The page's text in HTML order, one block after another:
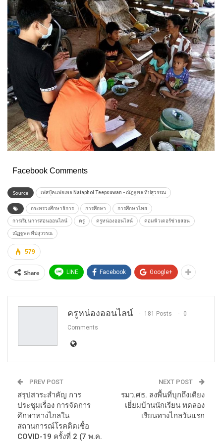
Facebook Comments
Source เฟสบุ๊คแฟจเพจ Nataphol Teepsuwan - ณัฏฐพล ทีปสุวรรณ
กระทรวงศึกษาธิการ การศึกษา การศึกษาไทย
การเรียนการสอนออนไลน์ ครู ครูหน่องออนไลน์ คอมพิวเตอร์ช่วยสอน
ณัฏฐพล ทีปสุวรรณ
579
Share LINE Facebook Google+
ครูหน่องออนไลน์ 181 Posts
0
Comments
PREV POST
สรุปสาระสำคัญ การ
ประชุมเรื่อง การจัดการ
ศึกษาทางไกลใน
สถานการณ์โรคติดเชื้อ
COVID-19 ครั้งที่ 2 (7 พ.ค.
NEXT POST
รมว.ศธ. ลงพื้นที่บุกถึงเตียง
เยี่ยมบ้านนักเรียน ทดลอง
เรียนทางไกลวันแรก